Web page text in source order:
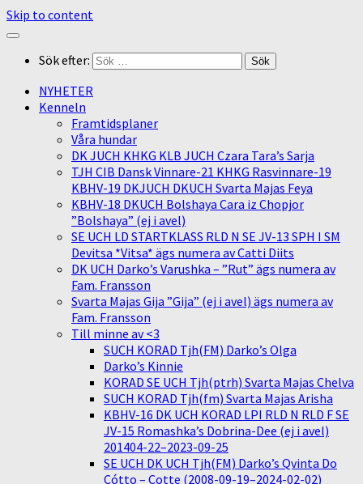
Skip to content
Sök efter:
NYHETER
Kenneln
Framtidsplaner
Våra hundar
DK JUCH KHKG KLB JUCH Czara Tara’s Sarja
TJH CIB Dansk Vinnare-21 KHKG Rasvinnare-19
KBHV-19 DKJUCH DKUCH Svarta Majas Feya
KBHV-18 DKUCH Bolshaya Cara iz Chopjor
”Bolshaya” (ej i avel)
SE UCH LD STARTKLASS RLD N SE JV-13 SPH I SM
Devitsa *Vitsa* ägs numera av Catti Diits
DK UCH Darko’s Varushka – ”Rut” ägs numera av
Fam. Fransson
Svarta Majas Gija ”Gija” (ej i avel) ägs numera av
Fam. Fransson
Till minne av <3
SUCH KORAD Tjh(FM) Darko’s Olga
Darko’s Kinnie
KORAD SE UCH Tjh(ptrh) Svarta Majas Chelva
SUCH KORAD Tjh(fm) Svarta Majas Arisha
KBHV-16 DK UCH KORAD LPI RLD N RLD F SE
JV-15 Romashka’s Dobrina-Dee (ej i avel)
201404-22–2023-09-25
SE UCH DK UCH Tjh(FM) Darko’s Qvinta Do
Cótto – Cotte (2008-09-19–2024-02-02)